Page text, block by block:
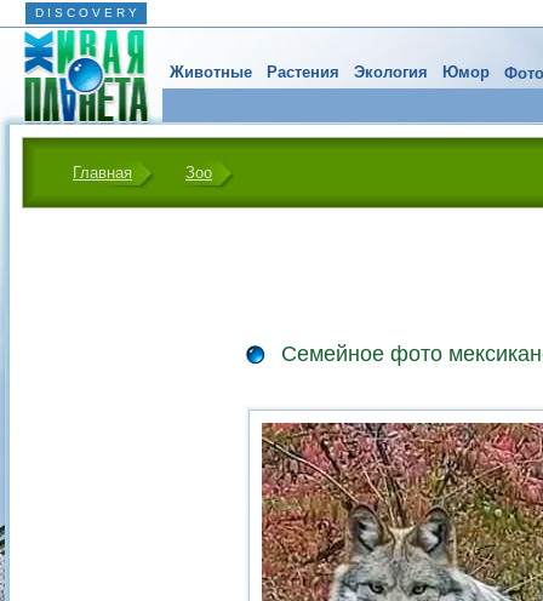
D I S C O V E R Y
Животные Растения Экология Юмор
Главная Зоо
Семейное фото